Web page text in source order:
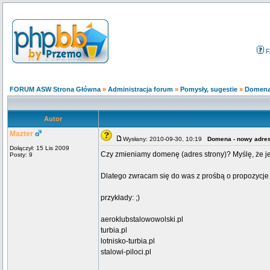
FORUM ASW Strona Główna » Administracja forum » Pomysły, sugestie »
Autor
Mazter
Dołączył: 15 Lis 2009
Posty: 9
Wysłany: 2010-09-30, 10:19 Domena - nowy
Czy zmieniamy domenę (adres strony)? Myślę, że
Dlatego zwracam się do was z prośbą o
przykłady: ;)
aeroklubstalowowolski.pl
turbia.pl
lotnisko-turbia.pl
stalowi-piloci.pl